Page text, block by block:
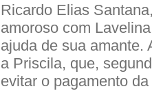
Ricardo Elias
amoroso com
ajuda de sua amante.
a Priscila, que,
evitar o pagamento